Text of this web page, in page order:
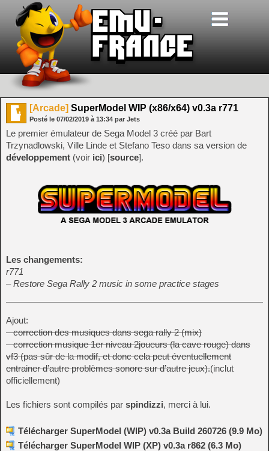
[Arcade] SuperModel WIP (x86/x64) v0.3a r771
Posté le 07/02/2019 à 13:34 par Jets
Le premier émulateur de Sega Model 3 créé par Bart
Trzynadlowski, Ville Linde et Stefano Teso dans sa version de
développement (voir ici) [source].
Les changements:
r771
– Restore Sega Rally 2 music in some practice stages
Ajout:
– correction des musiques dans sega rally 2 (mix)
– correction musique 1er niveau 2joueurs (la cave rouge) dans
vf3 (pas sûr de la modif, et donc cela peut éventuellement
entrainer d’autre problèmes sonore sur d’autre jeux).(inclut
officiellement)
Les fichiers sont compilés par spindizzi, merci à lui.
Télécharger SuperModel (WIP) v0.3a Build 260726 (9.9 Mo)
Télécharger SuperModel WIP (XP) v0.3a r862 (6.3 Mo)